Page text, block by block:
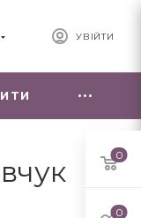
УВІЙТИ
0
0